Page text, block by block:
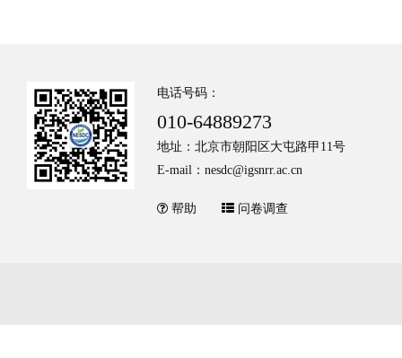
电话号码：
010-64889273
地址：北京市朝阳区大屯路甲11号
E-mail：nesdc@igsnrr.ac.cn
帮助 问卷调查